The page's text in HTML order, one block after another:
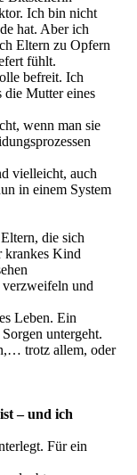
Ich bin nicht
hat. Aber ich
Eltern zu Opfern
fühlt.
befreit. Ich
die Mutter eines
wenn man sie
vielleicht, auch
in einem System
die sich
krankes Kind
und
Leben. Ein
untergeht.
trotz allem, oder
– und ich
Für ein